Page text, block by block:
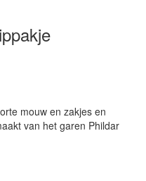
mouw en zakjes en
van het garen Phildar